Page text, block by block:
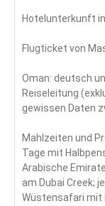
Hotelunterkunft
Flugticket von
Oman: deutsch
Reiseleitung
gewissen Daten
Mahlzeiten und
Tage mit
Arabische
am Dubai Creek;
Wüstensafari mit